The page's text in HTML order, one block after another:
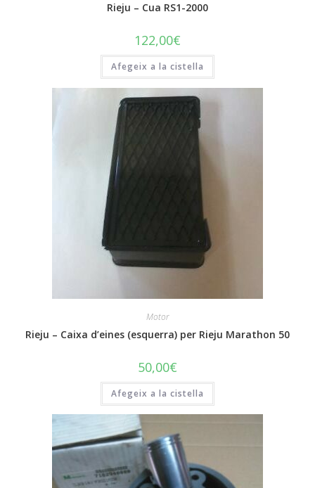
Rieju – Cua RS1-2000
122,00€
Afegeix a la cistella
Motor
Rieju – Caixa d’eines (esquerra) per Rieju Marathon 50
50,00€
Afegeix a la cistella